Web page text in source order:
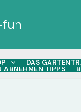
DAS
ABNEHMEN TIPPS